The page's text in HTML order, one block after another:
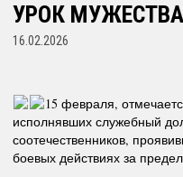
УРОК
16.02.2026
15 февраля,
исполнявших служебный
соотечественников,
боевых действиях за